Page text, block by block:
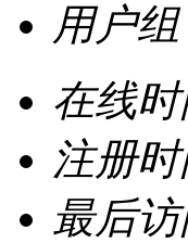
用户组
在线
注册
最后